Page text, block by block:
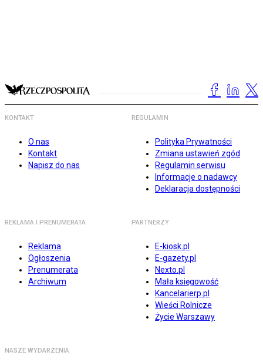
KONTAKT
O nas
Kontakt
Napisz do nas
REGULAMIN
Polityka Prywatności
Zmiana ustawień zgód
Regulamin serwisu
Informacje o nadawcy
Deklaracja dostępności
REKLAMA I PRENUMERATA
Reklama
Ogłoszenia
Prenumerata
Archiwum
PARTNERZY
E-kiosk.pl
E-gazety.pl
Nexto.pl
Mała księgowość
Kancelarierp.pl
Wieści Rolnicze
Życie Warszawy
NASZE WYDARZENIA